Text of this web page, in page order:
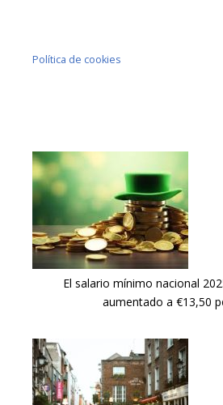
Política de cookies
El salario mínimo nacional
aumentado a €13,50